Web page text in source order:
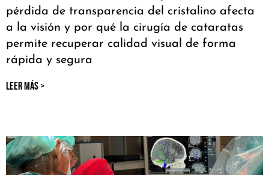
pérdida de transparencia del cristalino afecta
a la visión y por qué la cirugía de cataratas
permite recuperar calidad visual de forma
rápida y segura
LEER MÁS >